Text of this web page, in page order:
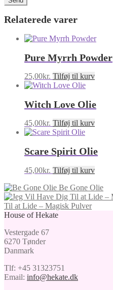
Relaterede varer
Pure Myrrh Powder
25,00kr. Tilføj til kurv
Witch Love Olie
45,00kr. Tilføj til kurv
Scare Spirit Olie
45,00kr. Tilføj til kurv
Be Gone Olie
Til at Lide – Magisk Pulver
House of Hekate
Vestergade 67
6270 Tønder
Danmark
Tlf: +45 31323751
Email: info@hekate.dk